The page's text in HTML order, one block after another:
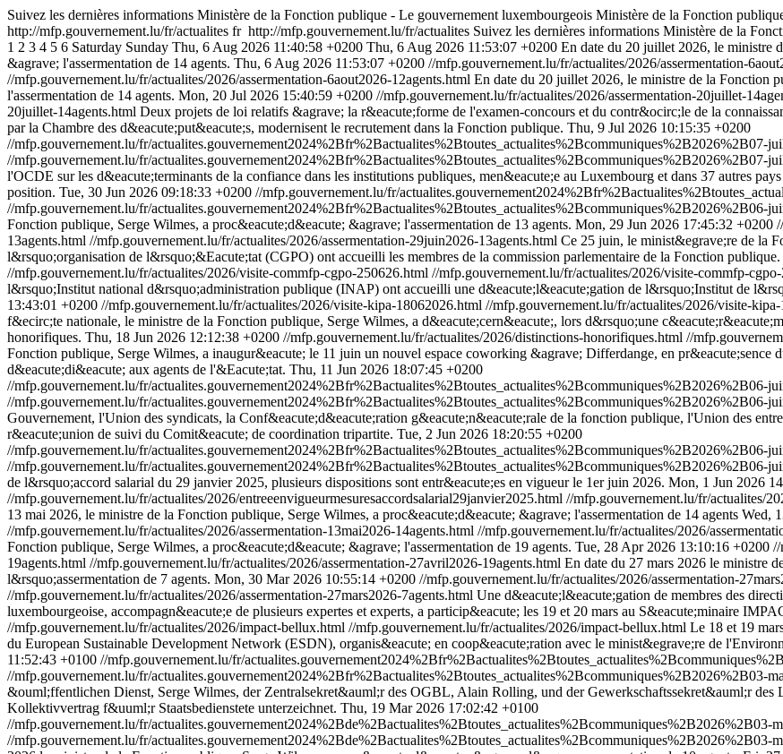
Suivez les dernières informations Ministère de la Fonction publique - Le gouvernement luxembourgeois Ministère de la Fonction
http://mfp.gouvernement.lu/fr/actualites fr http://mfp.gouvernement.lu/fr/actualites Suivez les dernières informations Ministère de la
1 2 3 4 5 6 Saturday Sunday Thu, 6 Aug 2026 11:40:58 +0200 Thu, 6 Aug 2026 11:53:07 +0200 En date du 20 juillet 2026, le ministre
&agrave; l'assermentation de 14 agents. Thu, 6 Aug 2026 11:53:07 +0200 //mfp.gouvernement.lu/fr/actualites/2026/assermentation-
//mfp.gouvernement.lu/fr/actualites/2026/assermentation-6aout2026-12agents.html En date du 20 juillet 2026, le ministre de la Fonction
l'assermentation de 14 agents. Mon, 20 Jul 2026 15:40:59 +0200 //mfp.gouvernement.lu/fr/actualites/2026/assermentation-20juillet-
20juillet-14agents.html Deux projets de loi relatifs &agrave; la r&eacute;forme de l'examen-concours et du contr&ocirc;le de la
par la Chambre des d&eacute;put&eacute;s, modernisent le recrutement dans la Fonction publique. Thu, 9 Jul 2026 10:15:35 +0200
//mfp.gouvernement.lu/fr/actualites.gouvernement2024%2Bfr%2Bactualites%2Btoutes_actualites%2Bcommuniques%2B2026%2B07-
//mfp.gouvernement.lu/fr/actualites.gouvernement2024%2Bfr%2Bactualites%2Btoutes_actualites%2Bcommuniques%2B2026%2B07-
l'OCDE sur les d&eacute;terminants de la confiance dans les institutions publiques, men&eacute;e au Luxembourg et dans 37 autres
position. Tue, 30 Jun 2026 09:18:33 +0200 //mfp.gouvernement.lu/fr/
//mfp.gouvernement.lu/fr/actualites.gouvernement2024%2Bfr%2Bactualites%2Btoutes_actualites%2Bcommuniques%2B2026%2B06-
Fonction publique, Serge Wilmes, a proc&eacute;d&eacute; &agrave; l'assermentation de 13 agents. Mon, 29 Jun 2026 17:45:32 +0200
13agents.html //mfp.gouvernement.lu/fr/actualites/2026/assermentation-29juin2026-13agents.html Ce 25 juin, le minist&egrave;re de la
l&rsquo;organisation de l&rsquo;&Eacute;tat (CGPO) ont accueilli les membres de la commission parlementaire de la Fonction publique.
//mfp.gouvernement.lu/fr/actualites/2026/visite-commfp-cgpo-250626.html //mfp.gouvernement.lu/fr/actualites/2026/visite-commfp-
l&rsquo;Institut national d&rsquo;administration publique (INAP) ont accueilli une d&eacute;l&eacute;gation de l&rsquo;Institut de
13:43:01 +0200 //mfp.gouvernement.lu/fr/actualites/2026/visite-kipa-18062026.html //mfp.gouvernement.lu/fr/actualites/2026/visite-
f&ecirc;te nationale, le ministre de la Fonction publique, Serge Wilmes, a d&eacute;cern&eacute;, lors d&rsquo;une
honorifiques. Thu, 18 Jun 2026 12:12:38 +0200 //mfp.gouvernement.lu/fr/actualites/2026/distinctions-honorifiques.html //
Fonction publique, Serge Wilmes, a inaugur&eacute; le 11 juin un nouvel espace coworking &agrave; Differdange, en
d&eacute;di&eacute; aux agents de l'&Eacute;tat. Thu, 11 Jun 2026 18:07:45 +0200
//mfp.gouvernement.lu/fr/actualites.gouvernement2024%2Bfr%2Bactualites%2Btoutes_actualites%2Bcommuniques%2B2026%2B06-
//mfp.gouvernement.lu/fr/actualites.gouvernement2024%2Bfr%2Bactualites%2Btoutes_actualites%2Bcommuniques%2B2026%2B06-
Gouvernement, l'Union des syndicats, la Conf&eacute;d&eacute;ration g&eacute;n&eacute;rale de la fonction publique, l'Union des
r&eacute;union de suivi du Comit&eacute; de coordination tripartite. Tue, 2 Jun 2026 18:20:55 +0200
//mfp.gouvernement.lu/fr/actualites.gouvernement2024%2Bfr%2Bactualites%2Btoutes_actualites%2Bcommuniques%2B2026%2B06-
//mfp.gouvernement.lu/fr/actualites.gouvernement2024%2Bfr%2Bactualites%2Btoutes_actualites%2Bcommuniques%2B2026%2B06-
de l&rsquo;accord salarial du 29 janvier 2025, plusieurs dispositions sont entr&eacute;es en vigueur le 1er juin 2026. Mon, 1 Jun 2026
//mfp.gouvernement.lu/fr/actualites/2026/entreeenvigueurmesuresaccordsalarial29janvier2025.html //mfp.gouvernement.lu/fr/actualites/
13 mai 2026, le ministre de la Fonction publique, Serge Wilmes, a proc&eacute;d&eacute; &agrave; l'assermentation de 14 agents Wed,
//mfp.gouvernement.lu/fr/actualites/2026/assermentation-13mai2026-14agents.html //mfp.gouvernement.lu/fr/actualites/2026/
Fonction publique, Serge Wilmes, a proc&eacute;d&eacute; &agrave; l'assermentation de 19 agents. Tue, 28 Apr 2026 13:10:16 +0200 //
19agents.html //mfp.gouvernement.lu/fr/actualites/2026/assermentation-27avril2026-19agents.html En date du 27 mars 2026 le ministre
l&rsquo;assermentation de 7 agents. Mon, 30 Mar 2026 10:55:14 +0200 //mfp.gouvernement.lu/fr/actualites/2026/assermentation-
//mfp.gouvernement.lu/fr/actualites/2026/assermentation-27mars2026-7agents.html Une d&eacute;l&eacute;gation de membres des
luxembourgeoise, accompagn&eacute;e de plusieurs expertes et experts, a particip&eacute; les 19 et 20 mars au S&eacute;minaire
//mfp.gouvernement.lu/fr/actualites/2026/impact-bellux.html //mfp.gouvernement.lu/fr/actualites/2026/impact-bellux.html Le 18 et 19
du European Sustainable Development Network (ESDN), organis&eacute; en coop&eacute;ration avec le minist&egrave;re de
11:52:43 +0100 //mfp.gouvernement.lu/fr/
//mfp.gouvernement.lu/fr/actualites.gouvernement2024%2Bfr%2Bactualites%2Btoutes_actualites%2Bcommuniques%2B2026%2B03-
&ouml;ffentlichen Dienst, Serge Wilmes, der Zentralsekret&auml;r des OGBL, Alain Rolling, und der Gewerkschaftssekret&auml;r des
Kollektivvertrag f&uuml;r Staatsbedienstete unterzeichnet. Thu, 19 Mar 2026 17:02:42 +0100
//mfp.gouvernement.lu/fr/
//mfp.gouvernement.lu/fr/